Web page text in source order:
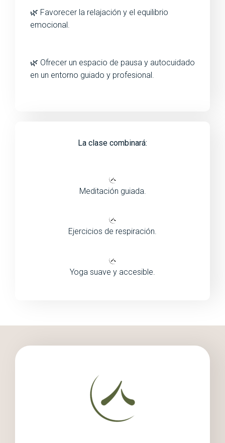
🌿 Favorecer la relajación y el equilibrio
emocional.
🌿 Ofrecer un espacio de pausa y autocuidado
en un entorno guiado y profesional.
La clase combinará:
Meditación guiada.
Ejercicios de respiración.
Yoga suave y accesible.